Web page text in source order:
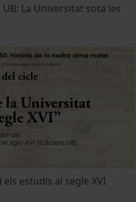
La Universitat sota les
estudis al segle XVI